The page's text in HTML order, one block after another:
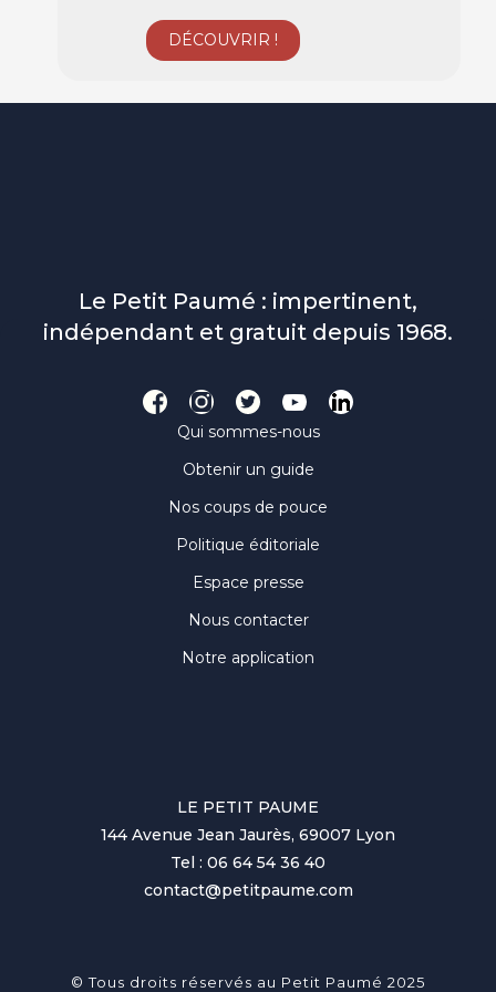
Le Petit Paumé : impertinent,
indépendant et gratuit depuis 1968.
Qui sommes-nous
Obtenir un guide
Nos coups de pouce
Politique éditoriale
Espace presse
Nous contacter
Notre application
LE PETIT PAUME
144 Avenue Jean Jaurès, 69007 Lyon
Tel : 06 64 54 36 40
contact@petitpaume.com
© Tous droits réservés au Petit Paumé 2025